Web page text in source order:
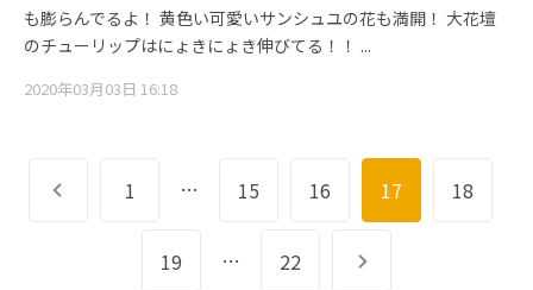
も膨らんでるよ！ 黄色い可愛いサンシュユの花も満開！ 大花壇
のチューリップはにょきにょき伸びてる！！ ...
2020年03月03日 16:18
1 … 15 16 17 18
19 … 22